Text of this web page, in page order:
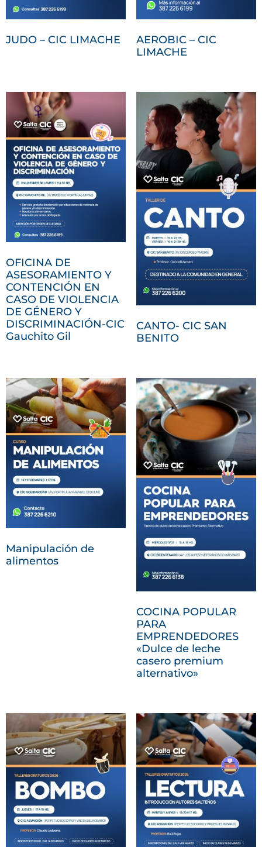
JUDO – CIC LIMACHE
AEROBIC – CIC
LIMACHE
OFICINA DE
ASESORAMIENTO Y
CONTENCIÓN EN
CASO DE VIOLENCIA
DE GÉNERO Y
DISCRIMINACIÓN-CIC
Gauchito Gil
CANTO- CIC SAN
BENITO
Manipulación de
alimentos
COCINA POPULAR
PARA
EMPRENDEDORES
«Dulce de leche
casero premium
alternativo»